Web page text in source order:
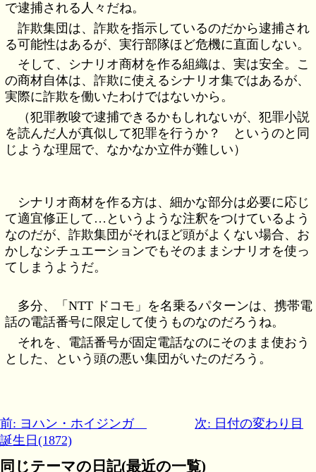
で逮捕される人々だね。
詐欺集団は、詐欺を指示しているのだから逮捕され
る可能性はあるが、実行部隊ほど危機に直面しない。
そして、シナリオ商材を作る組織は、実は安全。こ
の商材自体は、詐欺に使えるシナリオ集ではあるが、
実際に詐欺を働いたわけではないから。
（犯罪教唆で逮捕できるかもしれないが、犯罪小説
を読んだ人が真似して犯罪を行うか？ というのと同
じような理屈で、なかなか立件が難しい）
シナリオ商材を作る方は、細かな部分は必要に応じ
て適宜修正して…というような注釈をつけているよう
なのだが、詐欺集団がそれほど頭がよくない場合、お
かしなシチュエーションでもそのままシナリオを使っ
てしまうようだ。
多分、「NTT ドコモ」を名乗るパターンは、携帯電
話の電話番号に限定して使うものなのだろうね。
それを、電話番号が固定電話なのにそのまま使おう
とした、という頭の悪い集団がいたのだろう。
前: ヨハン・ホイジンガ
誕生日(1872)
次: 日付の変わり目
同じテーマの日記(最近の一覧)